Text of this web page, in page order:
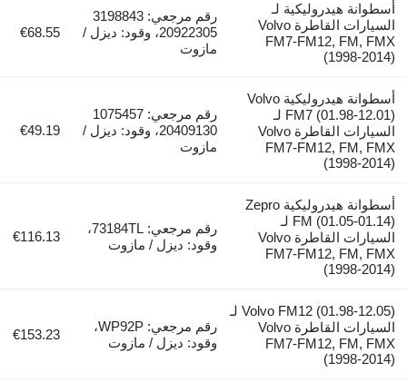
هيدروليكية لـ
السيارات القاطرة Volvo
FM7-FM12, FM,
(1998-
رقم مرجعي: 3198843
20922305، وقود: ديزل /
€68.55
أسطوانة هيدروليكية Volvo
FM7 (01.98-12.01) لـ
السيارات القاطرة Volvo
FM7-FM12, FM,
(1998-
رقم مرجعي: 1075457
20409130، وقود: ديزل /
€49.19
أسطوانة هيدروليكية Zepro
FM (01.05-01.14) لـ
السيارات القاطرة Volvo
FM7-FM12, FM,
(1998-
رقم مرجعي: 73184TL،
وقود: ديزل / مازوت
€116.13
Volvo FM12 (01.98-12.05) لـ
السيارات القاطرة Volvo
FM7-FM12, FM,
(1998-
رقم مرجعي: WP92P،
وقود: ديزل / مازوت
€153.23